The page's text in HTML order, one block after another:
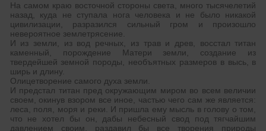
На самом краю восточной стороны света, много тысячелетий
назад, куда не ступала нога человека и не было никакой
цивилизации, разразился сильный гром и произошло
невероятное землетрясение.
И из земли, из вод речных, из трав и древ, восстал титан
каменный, порождение Матери земли, создание из
твердейшей земной породы, необъятных размеров в высь, в
ширь и длину.
Олицетворение самого духа земли.
И предстал титан пред окружающим миром во всем величии
своем, окинув взором все иное, частью чего сам же является:
леса, поля, моря и реки. И пришла ему мысль в голову о том,
что не хотел бы он, дабы небесный свод под тягчайшим
давлением своим, раздавил бы все творения природы